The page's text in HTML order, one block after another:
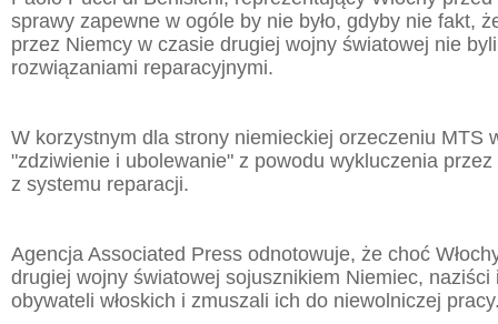
sprawy zapewne w ogóle by nie było, gdyby nie fakt,
przez Niemcy w czasie drugiej wojny światowej nie
rozwiązaniami reparacyjnymi.
W korzystnym dla strony niemieckiej orzeczeniu MTS
"zdziwienie i ubolewanie" z powodu wykluczenia
z systemu reparacji.
Agencja Associated Press odnotowuje, że choć
drugiej wojny światowej sojusznikiem Niemiec, naziści
obywateli włoskich i zmuszali ich do niewolniczej